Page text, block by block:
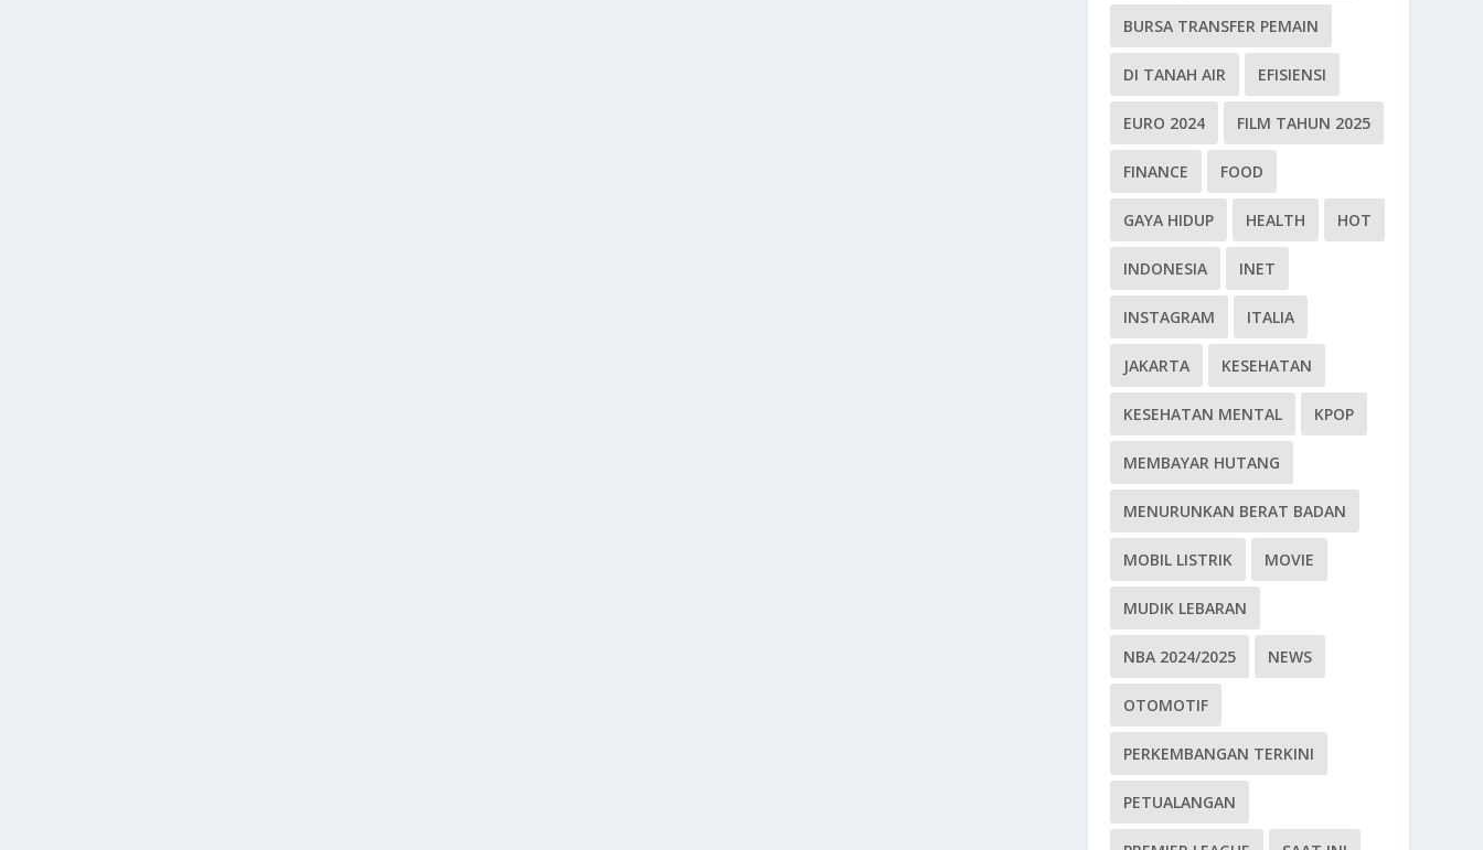
BURSA TRANSFER PEMAIN
DI TANAH AIR EFISIENSI
EURO 2024 FILM TAHUN 2025
FINANCE FOOD
GAYA HIDUP HEALTH HOT
INDONESIA INET
INSTAGRAM ITALIA
JAKARTA KESEHATAN
KESEHATAN MENTAL KPOP
MEMBAYAR HUTANG
MENURUNKAN BERAT BADAN
MOBIL LISTRIK MOVIE
MUDIK LEBARAN
NBA 2024/2025 NEWS
OTOMOTIF
PERKEMBANGAN TERKINI
PETUALANGAN